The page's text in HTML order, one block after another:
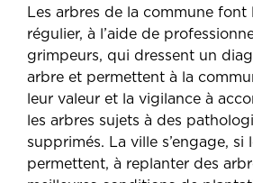
Les arbres de la commune font
régulier, à l’aide de
grimpeurs, qui dressent un
arbre et permettent à la
leur valeur et la vigilance à
les arbres sujets à des
supprimés. La ville s’engage,
permettent, à replanter des